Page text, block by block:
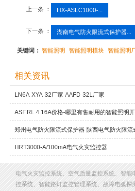
上一条 ： HX-ASLC1000-...
下一条 ： 湖南电气防火限流式保护器...
关键词： 智能照明 智能照明模块 智能照明
相关资讯
LN6A-XYA-32厂家-AAFD-32L厂家
ASF.RL.4.16A价格-哪里有售耐用的智能照明
郑州电气防火限流式保护器-陕西电气防火限流
HRT3000-A/100mA电气火灾监控器
电气火灾监控系统、空气质量监控系统、智能
控系统、智能路灯监控管理系统、故障电弧探